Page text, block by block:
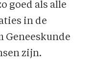
goed als alle
in de
Geneeskunde
zijn.